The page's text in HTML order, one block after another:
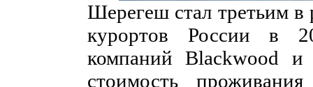
Шерегеш стал третьим в
курортов России в
компаний Blackwood и
стоимость